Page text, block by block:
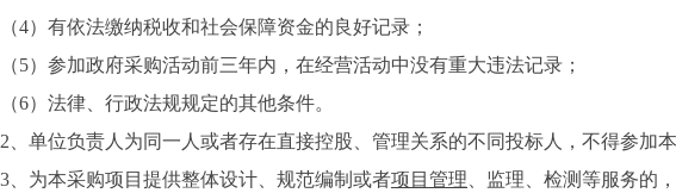
（4）有依法缴纳税收和社会保障资金的良好记录；
（5）参加政府采购活动前三年内，在经营活动中没有重大违法记录；
（6）法律、行政法规规定的其他条件。
2、单位负责人为同一人或者存在直接控股、管理关系的不同投标人，不得参加
3、为本采购项目提供整体设计、规范编制或者项目管理 、监理、检测等服务的